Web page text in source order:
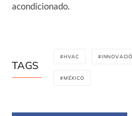
acondicionado.
TAGS
HVAC
MÉXICO